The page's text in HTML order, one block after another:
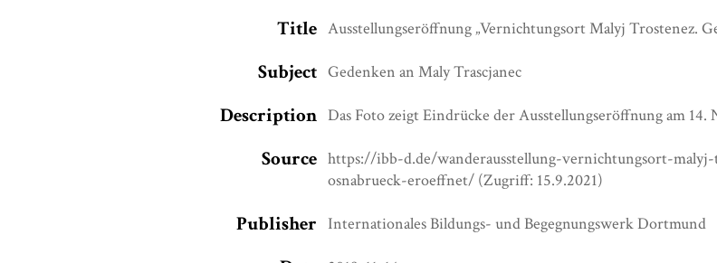
Title Ausstellungseröffnung „Vernichtungsort Malyj Trostenez.
Subject Gedenken an Maly Trascjanec
Description Das Foto zeigt Eindrücke der Ausstellungseröffnung am
Source https://ibb-d.de/wanderausstellung-vernichtungsort-
osnabrueck-eroeffnet/ (Zugriff: 15.9.2021)
Publisher Internationales Bildungs- und Begegnungswerk Dortmund